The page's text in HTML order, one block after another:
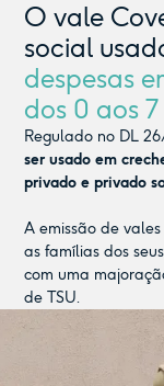
O vale
social
despesas
dos 0 aos
Regulado no DL
ser usado em
privado e privado
A emissão de
as famílias dos
com uma
de TSU.